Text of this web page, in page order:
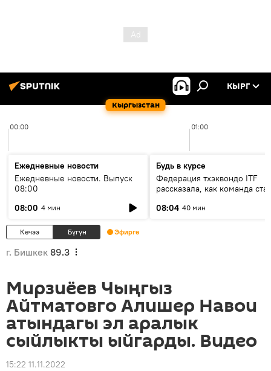
Кыргызстан
КЫРГ
00:00 01:00
Ежедневные новости
Ежедневные новости. Выпуск
08:00
08:00 4 мин
Будь в курсе
Федерация тхэквондо ITF
рассказала, как команда
08:04 40 мин
Кечээ Бүгүн Эфирге
г. Бишкек 89.3
Мирзиёев Чыңгыз
Айтматовго Алишер Навои
атындагы эл аралык
сыйлыкты ыйгарды. Видео
15:22 11.11.2022